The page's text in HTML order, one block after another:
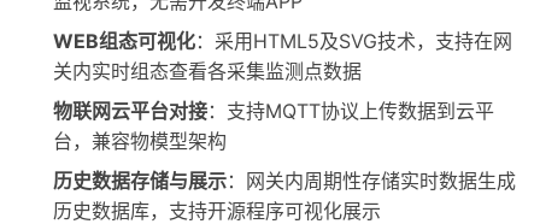
WEB组态可视化：采用HTML5及SVG技术，支持在网
关内实时组态查看各采集监测点数据
物联网云平台对接：支持MQTT协议上传数据到云平
台，兼容物模型架构
历史数据存储与展示：网关内周期性存储实时数据生成
历史数据库，支持开源程序可视化展示